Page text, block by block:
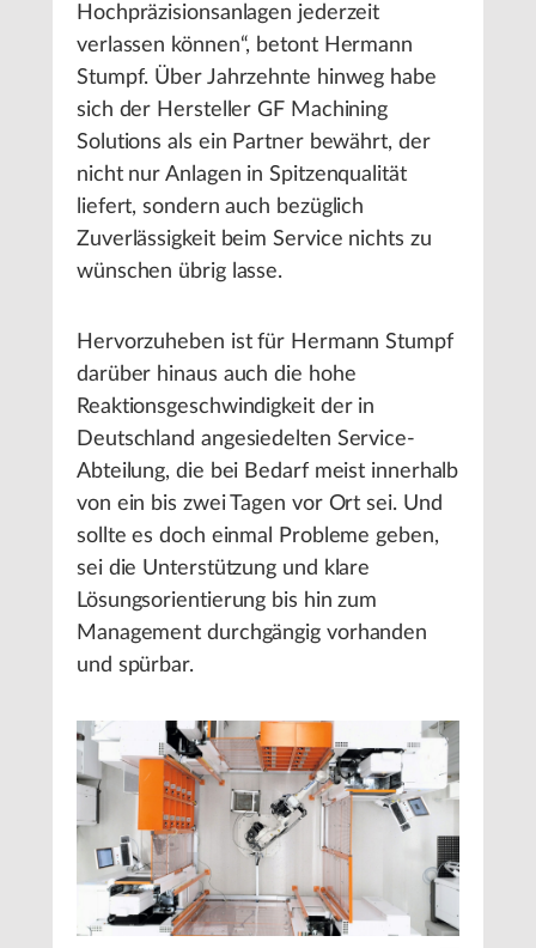
Hochpräzisionsanlagen jederzeit
verlassen können“, betont Hermann
Stumpf. Über Jahrzehnte hinweg habe
sich der Hersteller GF Machining
Solutions als ein Partner bewährt, der
nicht nur Anlagen in Spitzenqualität
liefert, sondern auch bezüglich
Zuverlässigkeit beim Service nichts zu
wünschen übrig lasse.
Hervorzuheben ist für Hermann Stumpf
darüber hinaus auch die hohe
Reaktionsgeschwindigkeit der in
Deutschland angesiedelten Service-
Abteilung, die bei Bedarf meist innerhalb
von ein bis zwei Tagen vor Ort sei. Und
sollte es doch einmal Probleme geben,
sei die Unterstützung und klare
Lösungsorientierung bis hin zum
Management durchgängig vorhanden
und spürbar.